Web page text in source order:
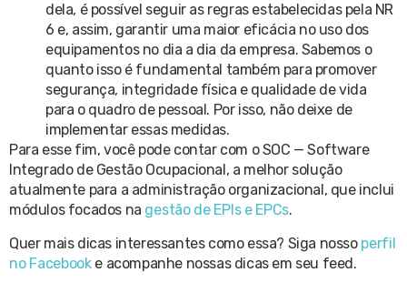
dela, é possível seguir as regras estabelecidas pela NR
6 e, assim, garantir uma maior eficácia no uso dos
equipamentos no dia a dia da empresa. Sabemos o
quanto isso é fundamental também para promover
segurança, integridade física e qualidade de vida
para o quadro de pessoal. Por isso, não deixe de
implementar essas medidas.
Para esse fim, você pode contar com o SOC — Software
Integrado de Gestão Ocupacional, a melhor solução
atualmente para a administração organizacional, que inclui
módulos focados na gestão de EPIs e EPCs.
Quer mais dicas interessantes como essa? Siga nosso perfil
no Facebook e acompanhe nossas dicas em seu feed.